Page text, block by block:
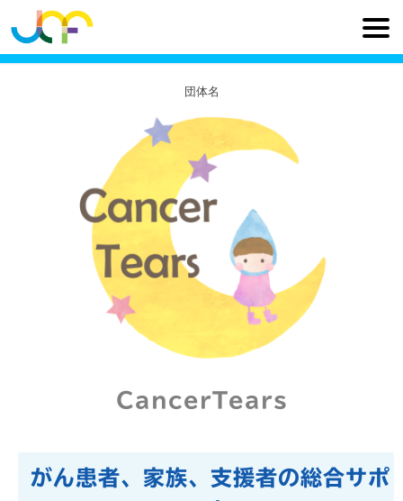
団体名
CancerTears
がん患者、家族、支援者の総合サポ